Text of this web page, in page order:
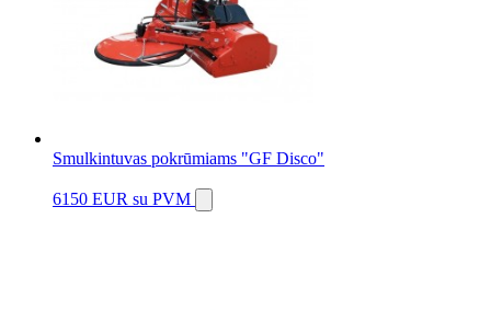
Smulkintuvas pokrūmiams "GF Disco"
6150 EUR su PVM